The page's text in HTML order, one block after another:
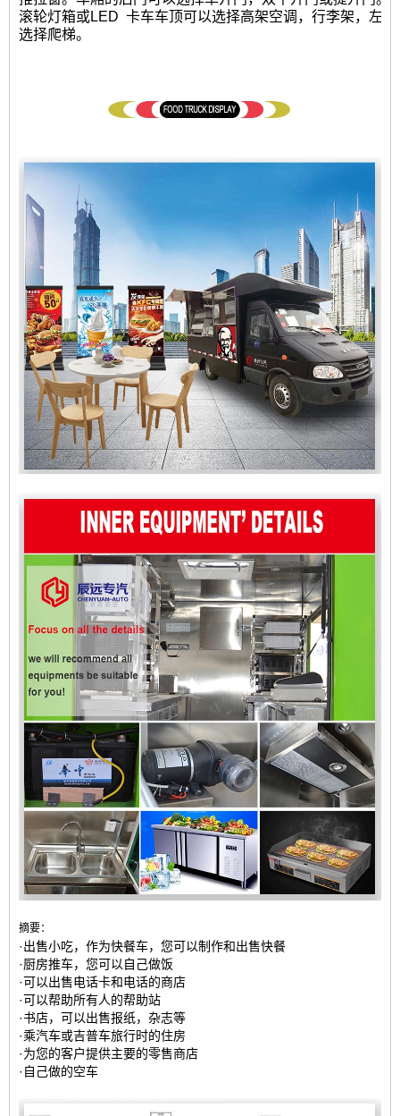
滚轮灯箱或LED 卡车车顶可以选择高架空调，行李架，左
选择爬梯。
摘要：
·出售小吃，作为快餐车，您可以制作和出售快餐
·厨房推车，您可以自己做饭
·可以出售电话卡和电话的商店
·可以帮助所有人的帮助站
·书店，可以出售报纸，杂志等
·乘汽车或吉普车旅行时的住房
·为您的客户提供主要的零售商店
·自己做的空车